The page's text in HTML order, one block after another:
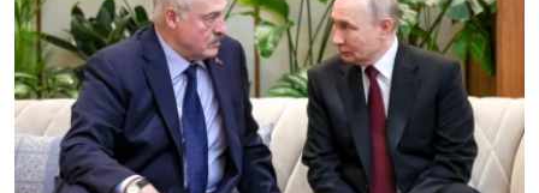
ПРОПАВШИЕ БЕЗ ВЕСТИ
ПОБЕДИТЕЛЕЙ НЕ СУДЯТ?
КРЫМ.НЕПОКОРЕННЫЙ
ELIFBE
УКРАИНСКАЯ ПРОБЛЕМА КРЫМА
ПРИСОЕДИНЯЙТЕСЬ!